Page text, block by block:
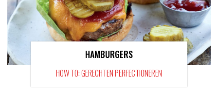
HAMBURGERS
HOW TO: GERECHTEN PERFECTIONEREN